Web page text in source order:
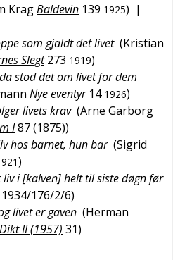
KragBaldevin 139 1925) |
som gjaldt det livet (Kristian
Slegt 273 1919)
stod det om livet for dem
Nye eventyr 14 1926)
livets krav (Arne Garborg
I87 (1875))
hos barnet, hun bar (Sigrid
)
i [kalven] helt til siste døgn før
1934/176/2/6)
livet er gaven (Herman
II (1957) 31)